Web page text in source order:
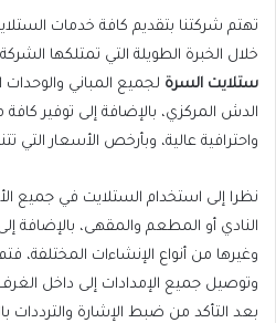
تهتم شركتنا بتقديم كافة خدمات
خلال الخبرة الطويلة التي تمتلكها
ستلايت السرة لجميع المباني
الدش المركزي، بالإضافة إلى توفير
واحترافية عالية، وبأرخص الأسعار التي
نظرا إلى استخدام الستلايت في جميع
النادي أو المطعم والمقهى، بالإضافة
وغيرها من أنواع الإنشاءات المختلفة،
وتوصيل جميع الإمدادات إلى داخل الغرف
بعد التأكد من ضبط الإشارة والترددات